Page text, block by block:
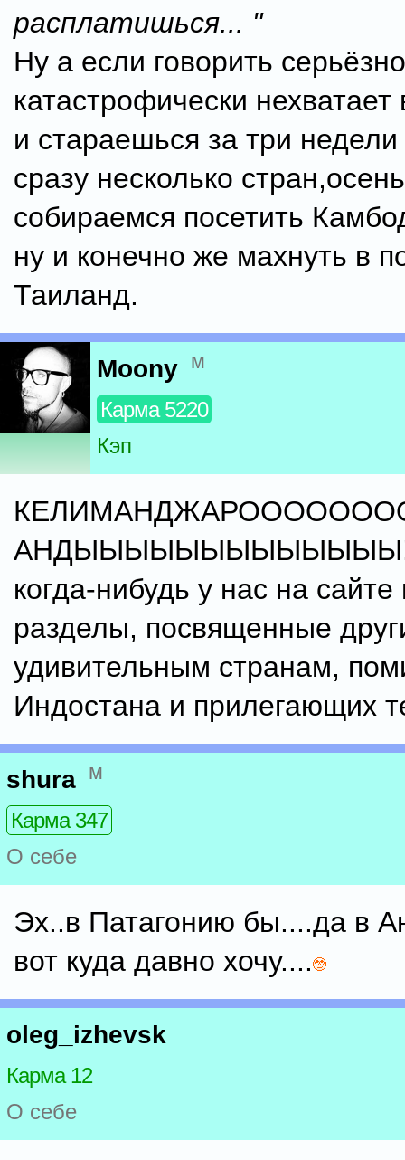
расплатишься... "
Ну а если говорить
катастрофически
и стараешься за три недели
сразу несколько
собираемся посетить
ну и конечно же махнуть в
Таиланд.
Moony м
Карма 5220
Кэп
АНДЫЫЫЫЫЫЫЫЫЫЫЫЫ!
когда-нибудь у нас на сайте
разделы, посвященные
удивительным странам,
Индостана и прилегающих
shura м
Карма 347
О себе
Эх..в Патагонию бы....да в
вот куда давно хочу....
oleg_izhevsk
Карма 12
О себе